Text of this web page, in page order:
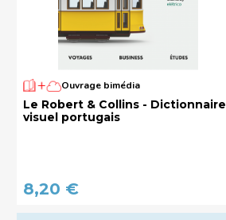
Ouvrage bimédia
Le Robert & Collins - Dictionnaire
visuel portugais
8,20 €